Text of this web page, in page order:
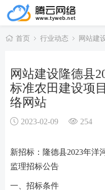
首页 行业动态 网站建
网站建设隆德县
标准农田建设项
络网站
2023-02-09 254
新招标：隆德县2023年洋
监理招标公告
一、招标条件